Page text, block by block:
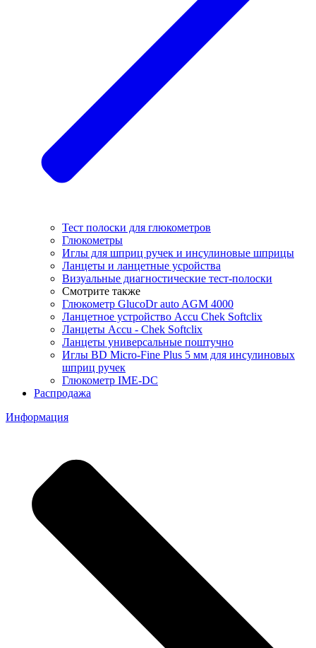
Тест полоски для глюкометров
Глюкометры
Иглы для шприц ручек и инсулиновые шприцы
Ланцеты и ланцетные усройства
Визуальные диагностические тест-полоски
Смотрите также
Глюкометр GlucoDr auto AGM 4000
Ланцетное устройство Accu Chek Softclix
Ланцеты Accu - Chek Softclix
Ланцеты универсальные поштучно
Иглы BD Micro-Fine Plus 5 мм для инсулиновых
шприц ручек
Глюкометр IME-DC
Распродажа
Информация